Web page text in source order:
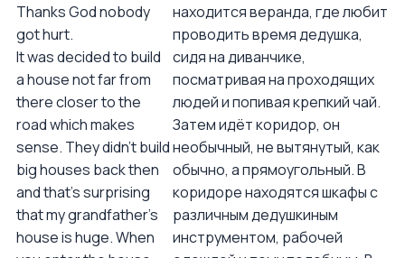
Thanks God nobody
got hurt.
It was decided to build
a house not far from
there closer to the
road which makes
sense. They didn’t build
big houses back then
and that’s surprising
that my grandfather’s
house is huge. When
находится веранда, где любит
проводить время дедушка,
сидя на диванчике,
посматривая на проходящих
людей и попивая крепкий чай.
Затем идёт коридор, он
необычный, не вытянутый, как
обычно, а прямоугольный. В
коридоре находятся шкафы с
различным дедушкиным
инструментом, рабочей